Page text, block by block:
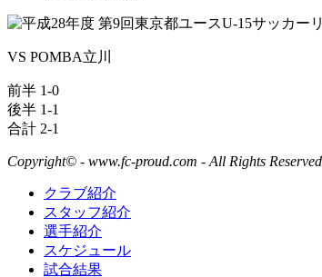
VS POMBA立川
前半 1-0
後半 1-1
合計 2-1
Copyright© - www.fc-proud.com - All Rights Reserved
クラブ紹介
スタッフ紹介
選手紹介
スケジュール
試合結果